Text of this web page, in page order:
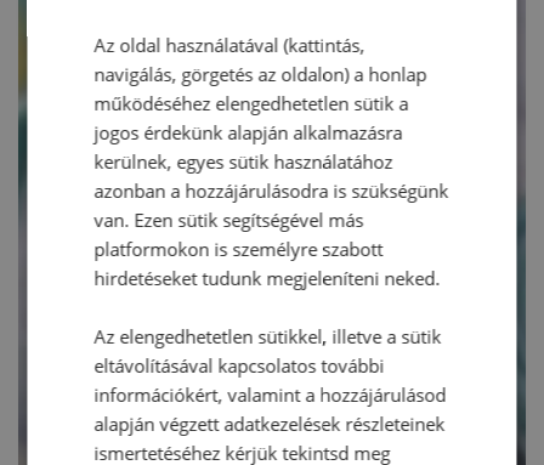
Az oldal használatával (kattintás,
navigálás, görgetés az oldalon) a honlap
működéséhez elengedhetetlen sütik a
jogos érdekünk alapján alkalmazásra
kerülnek, egyes sütik használatához
azonban a hozzájárulásodra is szükségünk
van. Ezen sütik segítségével más
platformokon is személyre szabott
hirdetéseket tudunk megjeleníteni neked.
Az elengedhetetlen sütikkel, illetve a sütik
eltávolításával kapcsolatos további
információkért, valamint a hozzájárulásod
alapján végzett adatkezelések részleteinek
ismertetéséhez kérjük tekintsd meg